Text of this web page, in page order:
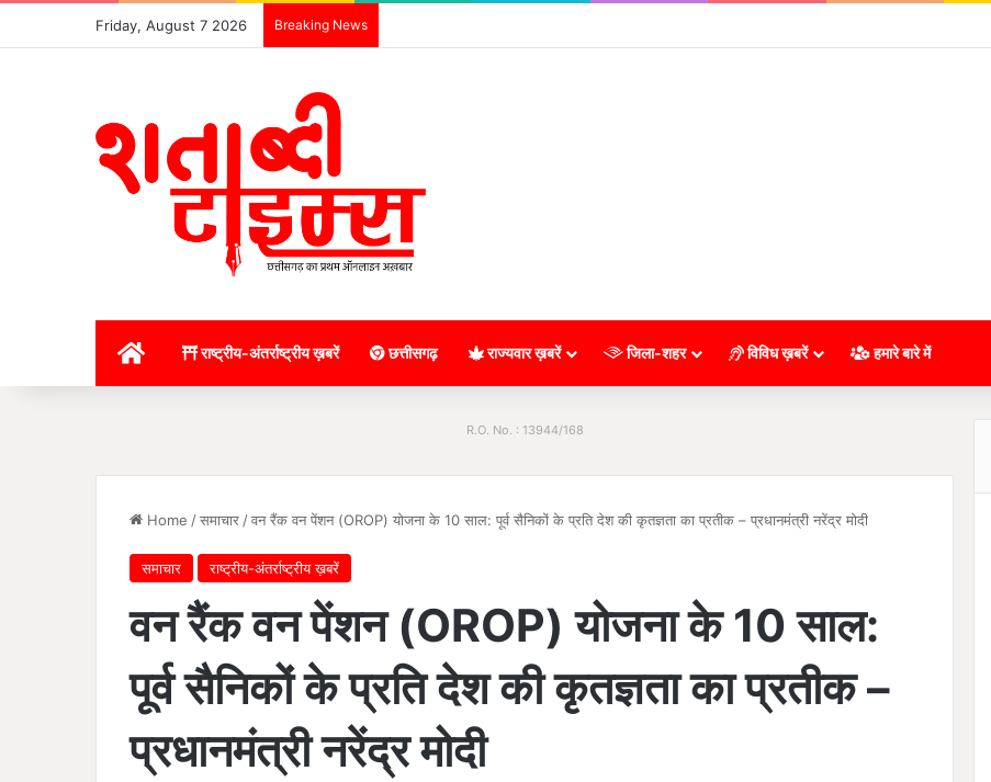
Friday, August 7 2026 Breaking News
राष्ट्रीय-अंतर्राष्ट्रीय ख़बरें छत्तीसगढ़ राज्यवार ख़बरें जिला-शहर विविध ख़बरें हमारे बारे में
R.O. No. : 13944/168
Home /समाचार /वन रैंक वन पेंशन (OROP) योजना के 10 साल: पूर्व सैनिकों के प्रति देश की कृतज्ञता का प्रतीक – प्रधानमंत्री नरेंद्र मोदी
समाचार राष्ट्रीय-अंतर्राष्ट्रीय ख़बरें
वन रैंक वन पेंशन (OROP) योजना के 10 साल:
पूर्व सैनिकों के प्रति देश की कृतज्ञता का प्रतीक –
प्रधानमंत्री नरेंद्र मोदी